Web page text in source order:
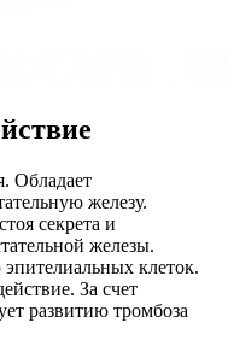
Обладает
железу.
секрета и
железы.
клеток.
За счет
развитию тромбоза